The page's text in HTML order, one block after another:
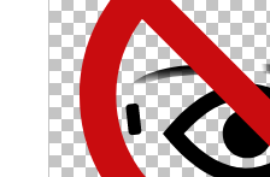
Upload je eigen ontwerp
Corona Covid-19